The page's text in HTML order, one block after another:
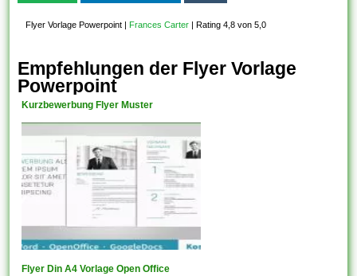
Flyer Vorlage Powerpoint Frances Carter Rating 4,8 von 5,0
Empfehlungen der Flyer Vorlage
Powerpoint
Kurzbewerbung Flyer Muster
Flyer Din A4 Vorlage Open Office